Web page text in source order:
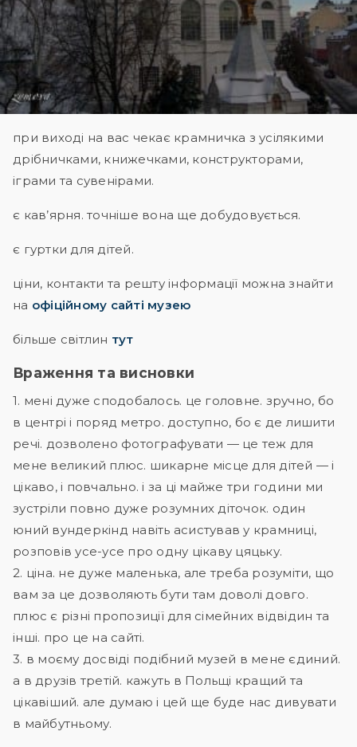
при виході на вас чекає крамничка з усілякими
дрібничками, книжечками, конструкторами,
іграми та сувенірами.
є кав’ярня. точніше вона ще добудовується.
є гуртки для дітей.
ціни, контакти та решту інформації можна знайти
на офіційному сайті музею
більше світлин тут
Враження та висновки
1. мені дуже сподобалось. це головне. зручно, бо
в центрі і поряд метро. доступно, бо є де лишити
речі. дозволено фотографувати — це теж для
мене великий плюс. шикарне місце для дітей — і
цікаво, і повчально. і за ці майже три години ми
зустріли повно дуже розумних діточок. один
юний вундеркінд навіть асистував у крамниці,
розповів усе-усе про одну цікаву цяцьку.
2. ціна. не дуже маленька, але треба розуміти, що
вам за це дозволяють бути там доволі довго.
плюс є різні пропозиції для сімейних відвідин та
інші. про це на сайті.
3. в моєму досвіді подібний музей в мене єдиний.
а в друзів третій. кажуть в Польщі кращий та
цікавіший. але думаю і цей ще буде нас дивувати
в майбутньому.